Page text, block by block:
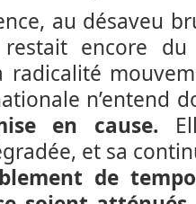
au désaveu
encore
radicalité
n’entend
en cause.
et sa
de